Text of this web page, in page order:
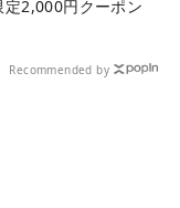
定2,000円クーポン
Recommended by